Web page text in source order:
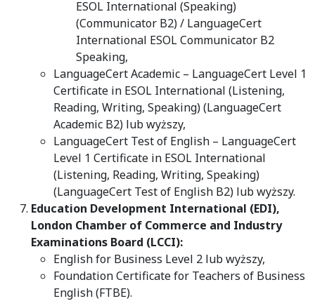
ESOL International (Speaking)
(Communicator B2) / LanguageCert
International ESOL Communicator B2
Speaking,
LanguageCert Academic – LanguageCert Level 1
Certificate in ESOL International (Listening,
Reading, Writing, Speaking) (LanguageCert
Academic B2) lub wyższy,
LanguageCert Test of English – LanguageCert
Level 1 Certificate in ESOL International
(Listening, Reading, Writing, Speaking)
(LanguageCert Test of English B2) lub wyższy.
Education Development International (EDI),
London Chamber of Commerce and Industry
Examinations Board (LCCI):
English for Business Level 2 lub wyższy,
Foundation Certificate for Teachers of Business
English (FTBE).